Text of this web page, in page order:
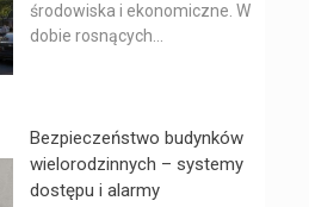
środowiska i ekonomiczne. W
dobie rosnących...
Bezpieczeństwo budynków
wielorodzinnych – systemy
dostępu i alarmy